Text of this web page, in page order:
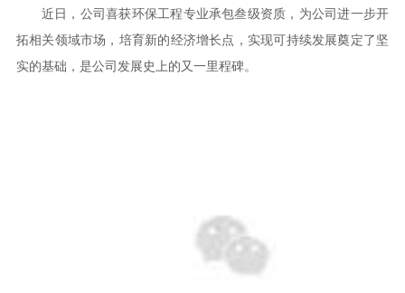
近日，公司喜获环保工程专业承包叁级资质，为公司进一步开
拓相关领域市场，培育新的经济增长点，实现可持续发展奠定了坚
实的基础，是公司发展史上的又一里程碑。